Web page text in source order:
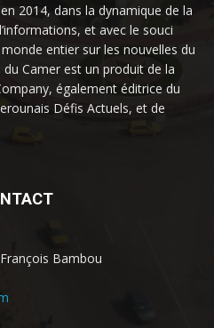
2014, dans la dynamique de la
et avec le souci
entier sur les nouvelles du
du Camer est un produit de la
également éditrice du
Défis Actuels, et de
François Bambou